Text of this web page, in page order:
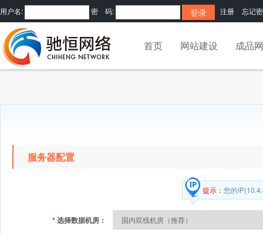
用户名: 密 码: 注册 忘记
首页 网站建设 成品
服务器配置
提示： 您的
*选择数据机房：